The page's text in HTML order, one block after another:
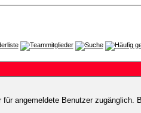
angemeldete Benutzer